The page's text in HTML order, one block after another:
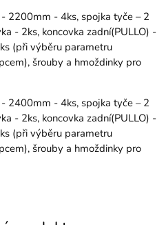
2200mm - 4ks, spojka tyče – 2
- 2ks, koncovka zadní(PULLO) -
(při výběru parametru
šrouby a hmoždinky pro
2400mm - 4ks, spojka tyče – 2
- 2ks, koncovka zadní(PULLO) -
(při výběru parametru
šrouby a hmoždinky pro